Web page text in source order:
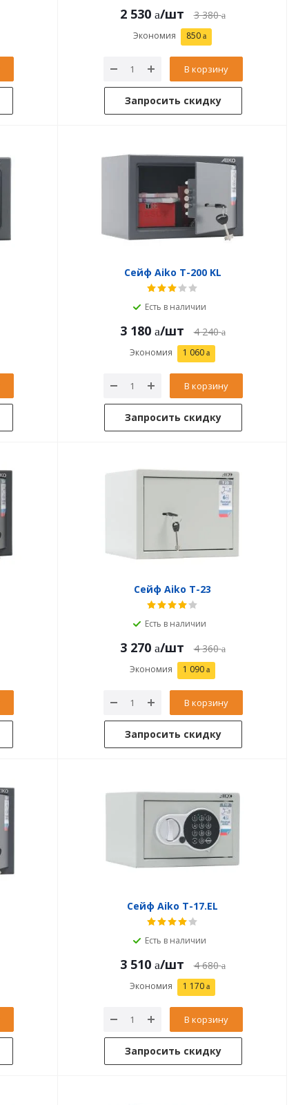
2 530 /шт 3 380
Экономия 850
В корзину
Запросить скидку
Сейф Aiko T-200 KL
Есть в наличии
3 180 /шт 4 240
Экономия 1 060
В корзину
Запросить скидку
Сейф Aiko T-23
Есть в наличии
3 270 /шт 4 360
Экономия 1 090
В корзину
Запросить скидку
Сейф Aiko T-17.EL
Есть в наличии
3 510 /шт 4 680
Экономия 1 170
В корзину
Запросить скидку